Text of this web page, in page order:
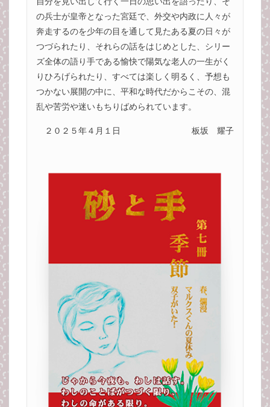
の兵士が皇帝となった宮廷で、外交や内政に人々が
奔走するのを少年の目を通して見たある夏の日々が
つづられたり、それらの話をはじめとした、シリー
ズ全体の語り手である愉快で陽気な老人の一生がく
りひろげられたり、すべては楽しく明るく、予想も
つかない展開の中に、平和な時代だからこその、混
乱や苦労や迷いもちりばめられています。
２０２５年４月１日 板坂 耀子